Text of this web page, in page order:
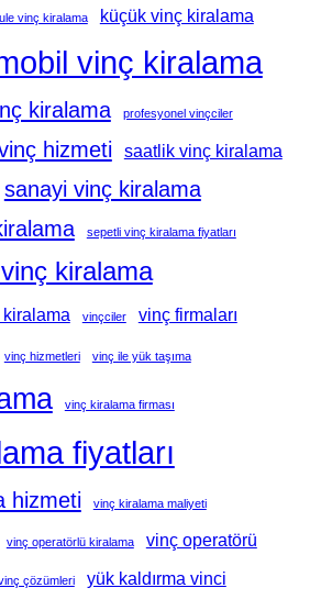
vinç kiralama küçük vinç kiralama
vinç kiralama
kiralama profesyonel vinçciler
hizmeti saatlik vinç kiralama
sanayi vinç kiralama
sepetli vinç kiralama fiyatları
kiralama
vinçciler vinç firmaları
vinç hizmetleri vinç ile yük taşıma
vinç kiralama firması
fiyatları
hizmeti vinç kiralama maliyeti
vinç operatörlü kiralama vinç operatörü
çözümleri yük kaldırma vinci